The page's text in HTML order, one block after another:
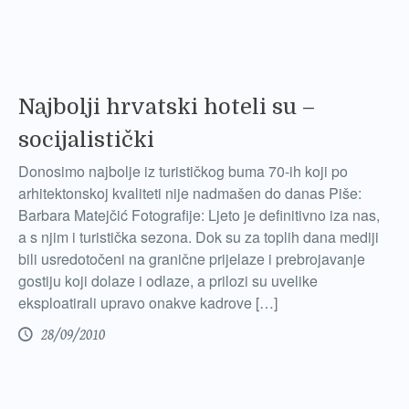
Najbolji hrvatski hoteli su –
socijalistički
Donosimo najbolje iz turističkog buma 70-ih koji po
arhitektonskoj kvaliteti nije nadmašen do danas Piše:
Barbara Matejčić Fotografije: Ljeto je definitivno iza nas,
a s njim i turistička sezona. Dok su za toplih dana mediji
bili usredotočeni na granične prijelaze i prebrojavanje
gostiju koji dolaze i odlaze, a prilozi su uvelike
eksploatirali upravo onakve kadrove […]
28/09/2010